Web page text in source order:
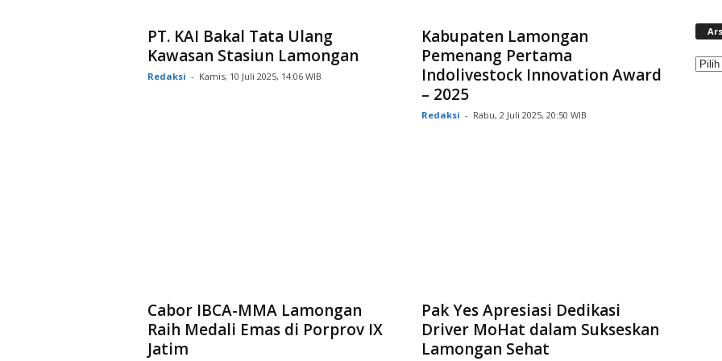
PT. KAI Bakal Tata Ulang
Kawasan Stasiun Lamongan
Redaksi - Kamis, 10 Juli 2025, 14:06 WIB
Kabupaten Lamongan
Pemenang Pertama
Indolivestock Innovation Award
– 2025
Redaksi - Rabu, 2 Juli 2025, 20:50 WIB
Cabor IBCA-MMA Lamongan
Raih Medali Emas di Porprov IX
Jatim
Pak Yes Apresiasi Dedikasi
Driver MoHat dalam Sukseskan
Lamongan Sehat